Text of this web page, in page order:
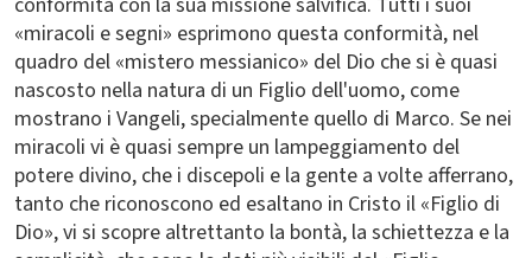
«miracoli e segni» esprimono questa conformità, nel
quadro del «mistero messianico» del Dio che si è quasi
nascosto nella natura di un Figlio dell'uomo, come
mostrano i Vangeli, specialmente quello di Marco. Se nei
miracoli vi è quasi sempre un lampeggiamento del
potere divino, che i discepoli e la gente a volte afferrano,
tanto che riconoscono ed esaltano in Cristo il «Figlio di
Dio», vi si scopre altrettanto la bontà, la schiettezza e la